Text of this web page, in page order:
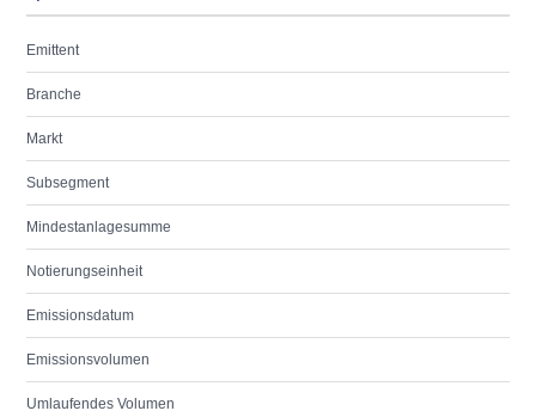
Emittent
Branche
Markt
Subsegment
Mindestanlagesumme
Notierungseinheit
Emissionsdatum
Emissionsvolumen
Umlaufendes Volumen